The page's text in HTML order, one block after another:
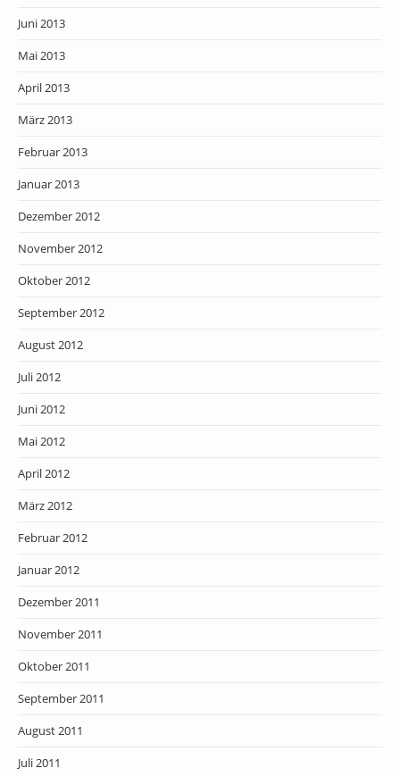
Juni 2013
Mai 2013
April 2013
März 2013
Februar 2013
Januar 2013
Dezember 2012
November 2012
Oktober 2012
September 2012
August 2012
Juli 2012
Juni 2012
Mai 2012
April 2012
März 2012
Februar 2012
Januar 2012
Dezember 2011
November 2011
Oktober 2011
September 2011
August 2011
Juli 2011